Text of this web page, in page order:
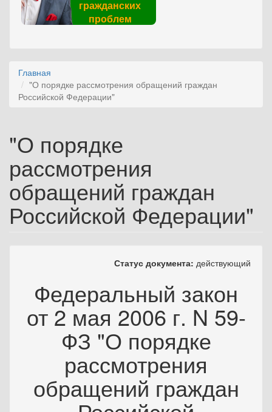
гражданских
проблем
Главная
"О порядке рассмотрения обращений граждан
Российской Федерации"
"О порядке
рассмотрения
обращений граждан
Российской Федерации"
Статус документа: действующий
Федеральный закон
от 2 мая 2006 г. N 59-
ФЗ "О порядке
рассмотрения
обращений граждан